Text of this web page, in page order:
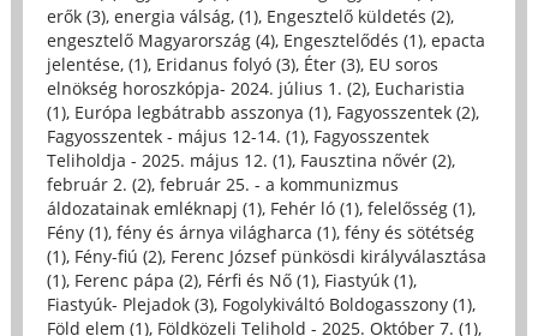
erők (3), energia válság, (1), Engesztelő küldetés (2),
engesztelő Magyarország (4), Engesztelődés (1), epacta
jelentése, (1), Eridanus folyó (3), Éter (3), EU soros
elnökség horoszkópja- 2024. július 1. (2), Eucharistia
(1), Európa legbátrabb asszonya (1), Fagyosszentek (2),
Fagyosszentek - május 12-14. (1), Fagyosszentek
Teliholdja - 2025. május 12. (1), Fausztina nővér (2),
február 2. (2), február 25. - a kommunizmus
áldozatainak emléknapj (1), Fehér ló (1), felelősség (1),
Fény (1), fény és árnya világharca (1), fény és sötétség
(1), Fény-fiú (2), Ferenc József pünkösdi királyválasztása
(1), Ferenc pápa (2), Férfi és Nő (1), Fiastyúk (1),
Fiastyúk- Plejadok (3), Fogolykiváltó Boldogasszony (1),
Föld elem (1), Földközeli Telihold - 2025. Október 7. (1),